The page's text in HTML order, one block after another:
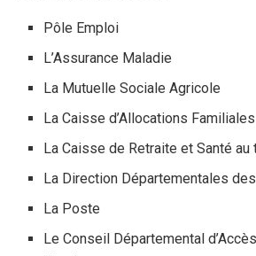
Pôle Emploi
L’Assurance Maladie
La Mutuelle Sociale Agricole
La Caisse d’Allocations Familiales
La Caisse de Retraite et Santé au
La Direction Départementales
La Poste
Le Conseil Départemental